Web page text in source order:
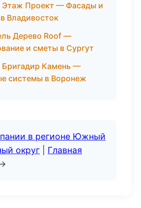
Проект — Фасады и
Владивосток
Дерево Roof —
и сметы в Сургут
Камень —
системы в Воронеж
в регионе Южный
округ
Главная